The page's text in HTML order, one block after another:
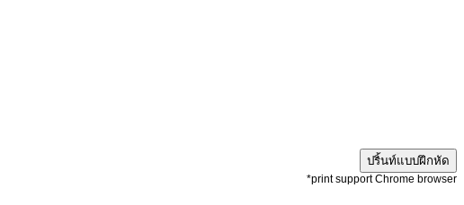
ปริ้นท์แบบฝึกหัด
*print support Chrome browser